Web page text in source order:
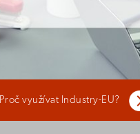
Proč využívat Industry-EU?